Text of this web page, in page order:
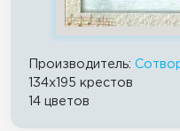
Производитель:
134x195 крестов
14 цветов